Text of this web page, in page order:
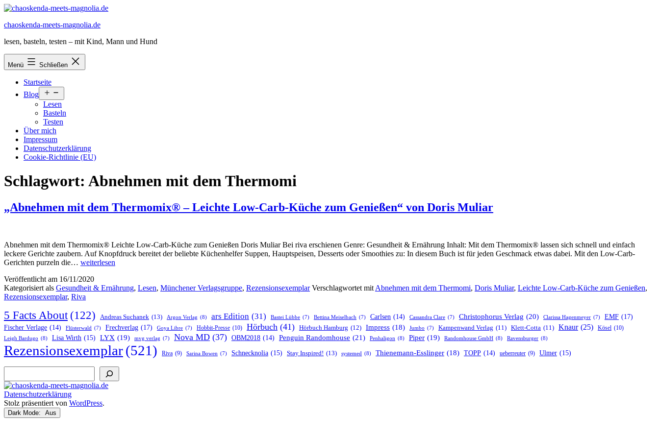
Zum
springen
chaoskenda-meets-magnolia.de
lesen, basteln, testen – mit Kind, Mann und Hund
Menü Schließen
Startseite
Blog
öffnen
Lesen
Basteln
Testen
Über mich
Impressum
Datenschutzerklärung
Cookie-Richtlinie (EU)
Schlagwort: Abnehmen mit dem Thermomi
„Abnehmen mit dem Thermomix® – Leichte Low-Carb-Küche zum Genießen“ von Doris Muliar
Abnehmen mit dem Thermomix® Leichte Low-Carb-Küche zum Genießen Doris Muliar Bei riva erschienen Genre: Gesundheit & Ernährung Inhalt: Mit dem Thermomix® lassen sich schnell und einfach
leckere Gerichte zaubern. Auf Knopfdruck bereitet der beliebte Küchenhelfer Suppen, Hauptspeisen, Desserts oder Smoothies zu: In diesem Buch ist für jeden Geschmack etwas dabei. Mit den Low-Carb-
Gerichten purzeln die… „Abnehmen
dem
Thermomix®
–
Low-
Carb-
Küche
zum
Genießen“
von
Doris
weiterlesen
Veröffentlicht am 16/11/2020
Kategorisiert als Gesundheit & Ernährung, Lesen, Münchener Verlagsgruppe, Rezensionsexemplar Verschlagwortet mit Abnehmen mit dem Thermomi, Doris Muliar, Leichte Low-Carb-Küche zum Genießen,
Rezensionsexemplar, Riva
5 Facts About (122) Andreas Suchanek (13) Argon Verlag (8) ars Edition (31) Bastei Lübbe (7) Bettina Meiselbach (7) Carlsen (14) Cassandra Clare (7) Christophorus Verlag (20) Clarissa Hagenmeyer (7) EMF (17)
Fischer Verlage (14) Flüsterwald (7) Frechverlag (17) Goya Libre (7) Hobbit-Presse (10) Hörbuch (41) Hörbuch Hamburg (12) Impress (18) Jumbo (7) Kampenwand Verlag (11) Klett-Cotta (11) Knaur (25) Kösel (10)
Leigh Bardugo (8) Lisa Wirth (15) LYX (19) mvg verlag (7) Nova MD (37) OBM2018 (14) Penguin Randomhouse (21) Penhaligon (8) Piper (19) Randomhouse GmbH (8) Ravensburger (8)
Rezensionsexemplar(521) Riva (9) Sarina Bowen (7) Schnecknolia (15) Stay Inspired! (13) systemed (8) Thienemann-Esslinger (18) TOPP (14) ueberreuter (9) Ulmer (15)
Datenschutzerklärung
Stolz präsentiert von WordPress.
Dark Mode: